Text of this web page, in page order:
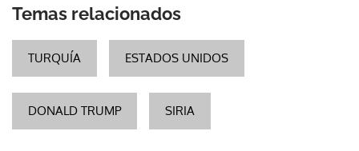
Temas relacionados
TURQUÍA ESTADOS UNIDOS
DONALD TRUMP SIRIA